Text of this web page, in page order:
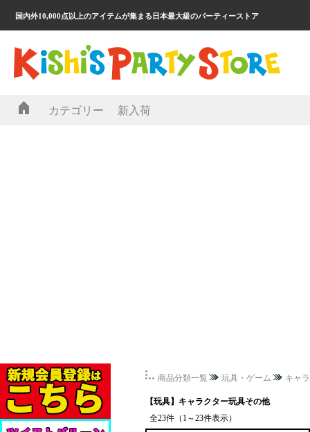
国内外10,000点以上のアイテムが集まる日本最大級のパーティーストア
カテゴリー 新入荷
商品分類一覧 玩具・ゲーム キャ
【玩具】キャラクター玩具その他
全23件（1～23件表示）